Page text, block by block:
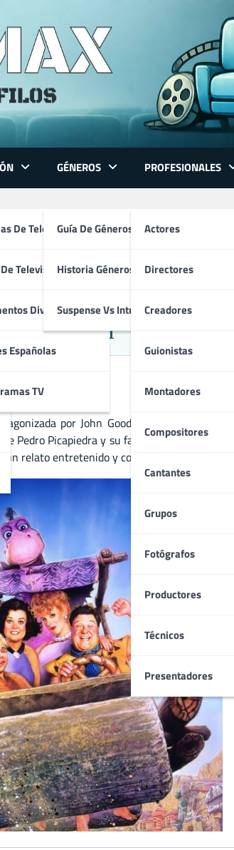
De Televisión
Televisión
Divertidos
Españolas
TV
GÉNEROS
Guía De Géneros
Historia Géneros TV
Suspense Vs Intriga
PROFESIONALES
Actores
Directores
Creadores
Guionistas
Montadores
Compositores
Cantantes
Grupos
Fotógrafos
Productores
Técnicos
Presentadores
Acción Real
por John Goodman, Elizabeth
Pedro Picapiedra y su familia en la ciudad
relato entretenido y colorido, ideal para toda